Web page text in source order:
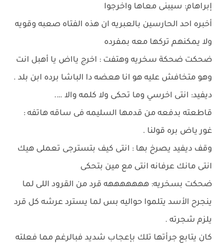
إبراهام: سيبنى معاها واخرجوا
أخبره احد الحارسين بالعبريه ان هذه الفتاه صعبه وقويه
ولا يمكنهم تركها معه بمفرده
ضحكت ضحكة سخريه وهتفت : اخرج يااض يا أهبل انت
وهو متخافش عليه هو انا هعضه دا الباشا برده ابن بلد .
ديفيد: انتى اخرسي وما تحكى ولا كلمه والا ….
قاطعته بدفعه من قدمها السليمه فى ساقه هاتفه :
غور ياض بره قولنا .
وقف ديفيد يصرخ بها : انتى كيف بتسترجى تعملى هيك
انتى مانك عرفانه انتى مع مين بتحكى
ضحكت بسخريه: هههههههه قرد من القرود اللى لما
ينجرح الأسد يتلموا حواليه بس لما يسترد عرشه كل قرد
يلزم شجرته .
كان يتابع جرأتها تلك بإعجاب شديد فبالرغم مما فعلته